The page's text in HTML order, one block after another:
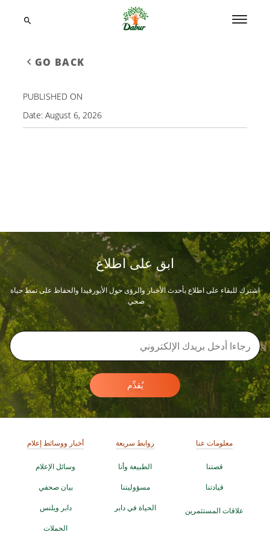
GO BACK
PUBLISHED ON
Date:August 6, 2026
ابق على اطلاع
اشترك للبقاء على اطلاع بأحدث الأخبار والرؤى حول الأيورفيدا والحفاظ على نمط حياة
صحي.
يُقدِّم
معلومات عنا
قصتنا
قيادتنا
علاقات المستثمرين
روابط سريعة
الطبيعة وأنا
مسؤوليتنا
الحياة في دابر
أخبار ووسائط إعلام
وسائل الإعلام
بيان صحفي
دابر ويلنس
الحملات